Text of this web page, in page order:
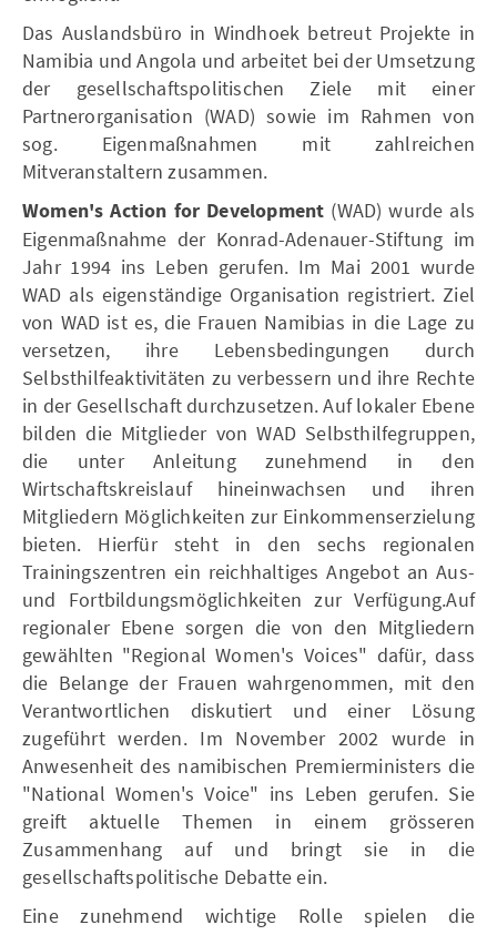
Das Auslandsbüro in Windhoek betreut Projekte in
Namibia und Angola und arbeitet bei der Umsetzung
der gesellschaftspolitischen Ziele mit einer
Partnerorganisation (WAD) sowie im Rahmen von
sog. Eigenmaßnahmen mit zahlreichen
Mitveranstaltern zusammen.
Women's Action for Development (WAD) wurde als
Eigenmaßnahme der Konrad-Adenauer-Stiftung im
Jahr 1994 ins Leben gerufen. Im Mai 2001 wurde
WAD als eigenständige Organisation registriert. Ziel
von WAD ist es, die Frauen Namibias in die Lage zu
versetzen, ihre Lebensbedingungen durch
Selbsthilfeaktivitäten zu verbessern und ihre Rechte
in der Gesellschaft durchzusetzen. Auf lokaler Ebene
bilden die Mitglieder von WAD Selbsthilfegruppen,
die unter Anleitung zunehmend in den
Wirtschaftskreislauf hineinwachsen und ihren
Mitgliedern Möglichkeiten zur Einkommenserzielung
bieten. Hierfür steht in den sechs regionalen
Trainingszentren ein reichhaltiges Angebot an Aus-
und Fortbildungsmöglichkeiten zur Verfügung.Auf
regionaler Ebene sorgen die von den Mitgliedern
gewählten "Regional Women's Voices" dafür, dass
die Belange der Frauen wahrgenommen, mit den
Verantwortlichen diskutiert und einer Lösung
zugeführt werden. Im November 2002 wurde in
Anwesenheit des namibischen Premierministers die
"National Women's Voice" ins Leben gerufen. Sie
greift aktuelle Themen in einem grösseren
Zusammenhang auf und bringt sie in die
gesellschaftspolitische Debatte ein.
Eine zunehmend wichtige Rolle spielen die